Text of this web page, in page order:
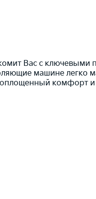
Вас с
машине легко